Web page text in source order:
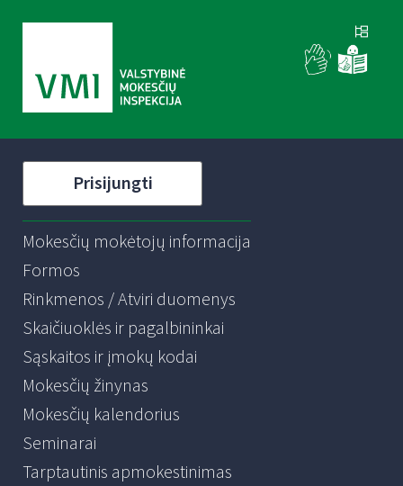
Prisijungti
Mokesčių mokėtojų informacija
Formos
Rinkmenos / Atviri duomenys
Skaičiuoklės ir pagalbininkai
Sąskaitos ir įmokų kodai
Mokesčių žinynas
Mokesčių kalendorius
Seminarai
Tarptautinis apmokestinimas